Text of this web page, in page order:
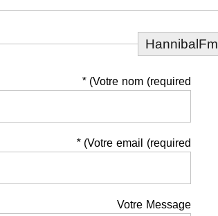
HannibalFm
Votre nom (required)
*
Votre email (required)
*
Votre Message